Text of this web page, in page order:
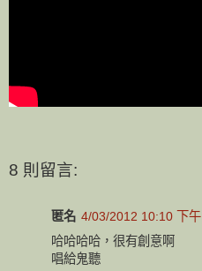
8 則留言:
匿名 4/03/2012 10:10 下午
哈哈哈哈，很有創意啊
唱給鬼聽